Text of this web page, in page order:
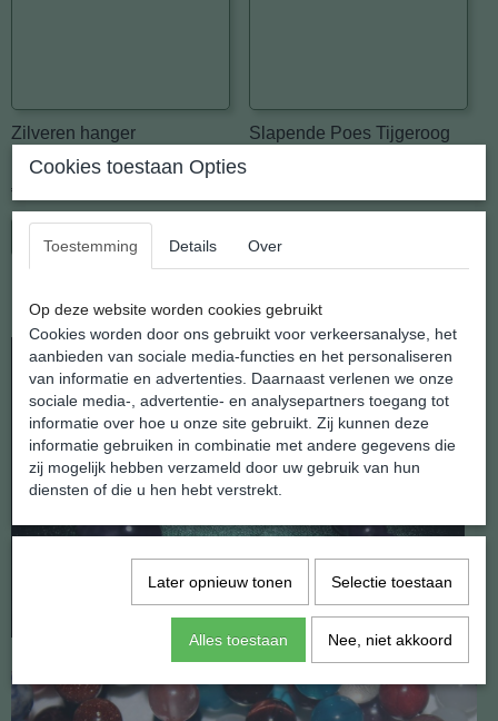
Zilveren hanger
Labradoriet
€ 29,95
In winkelwagen
Slapende Poes Tijgeroog
Cookies toestaan Opties
Toestemming Details Over
Op deze website worden cookies gebruikt
Cookies worden door ons gebruikt voor verkeersanalyse, het
aanbieden van sociale media-functies en het personaliseren
van informatie en advertenties. Daarnaast verlenen we onze
sociale media-, advertentie- en analysepartners toegang tot
informatie over hoe u onze site gebruikt. Zij kunnen deze
informatie gebruiken in combinatie met andere gegevens die
zij mogelijk hebben verzameld door uw gebruik van hun
diensten of die u hen hebt verstrekt.
Later opnieuw tonen Selectie toestaan
Alles toestaan Nee, niet akkoord